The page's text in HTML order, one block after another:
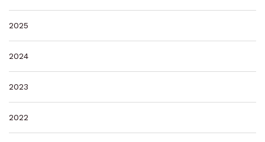
2025
2024
2023
2022